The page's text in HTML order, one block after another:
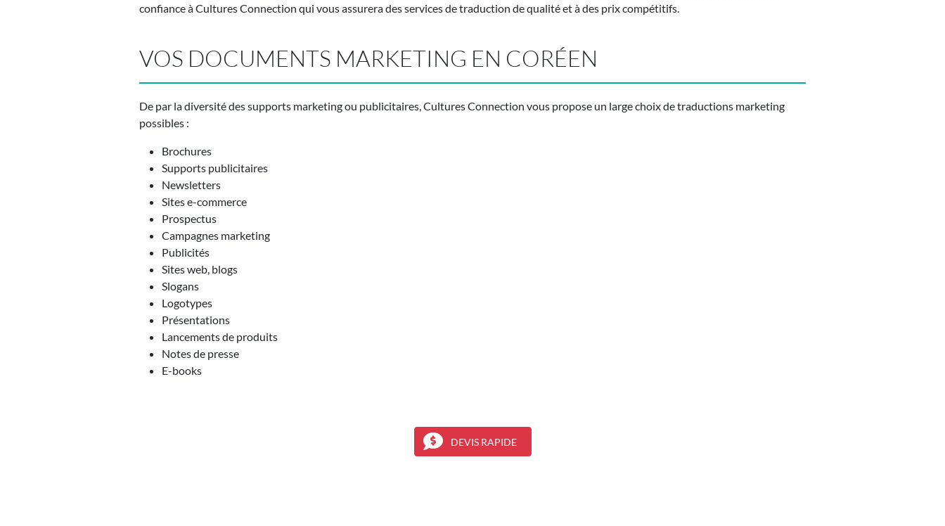
confiance à Cultures Connection qui vous assurera des services de traduction de qualité et à des prix compétitifs.
VOS DOCUMENTS MARKETING EN CORÉEN
De par la diversité des supports marketing ou publicitaires, Cultures Connection vous propose un large choix de traductions marketing
possibles :
Brochures
Supports publicitaires
Newsletters
Sites e-commerce
Prospectus
Campagnes marketing
Publicités
Sites web, blogs
Slogans
Logotypes
Présentations
Lancements de produits
Notes de presse
E-books
DEVIS RAPIDE